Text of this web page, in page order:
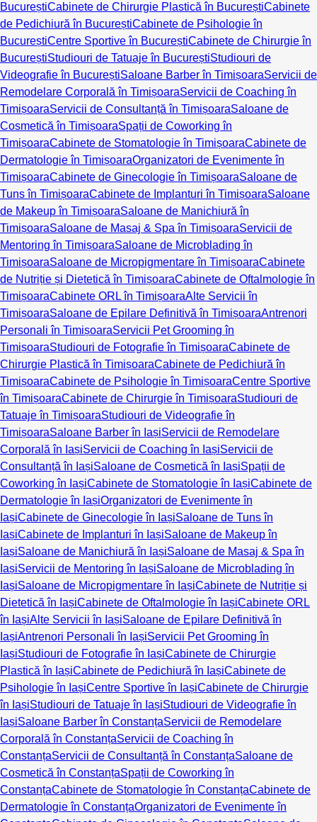
BucureștiCabinete de Chirurgie Plastică în BucureștiCabinete
de Pedichiură în BucureștiCabinete de Psihologie în
BucureștiCentre Sportive în BucureștiCabinete de Chirurgie în
BucureștiStudiouri de Tatuaje în BucureștiStudiouri de
Videografie în BucureștiSaloane Barber în TimișoaraServicii de
Remodelare Corporală în TimișoaraServicii de Coaching în
TimișoaraServicii de Consultanță în TimișoaraSaloane de
Cosmetică în TimișoaraSpații de Coworking în
TimișoaraCabinete de Stomatologie în TimișoaraCabinete de
Dermatologie în TimișoaraOrganizatori de Evenimente în
TimișoaraCabinete de Ginecologie în TimișoaraSaloane de
Tuns în TimișoaraCabinete de Implanturi în TimișoaraSaloane
de Makeup în TimișoaraSaloane de Manichiură în
TimișoaraSaloane de Masaj & Spa în TimișoaraServicii de
Mentoring în TimișoaraSaloane de Microblading în
TimișoaraSaloane de Micropigmentare în TimișoaraCabinete
de Nutriție și Dietetică în TimișoaraCabinete de Oftalmologie în
TimișoaraCabinete ORL în TimișoaraAlte Servicii în
TimișoaraSaloane de Epilare Definitivă în TimișoaraAntrenori
Personali în TimișoaraServicii Pet Grooming în
TimișoaraStudiouri de Fotografie în TimișoaraCabinete de
Chirurgie Plastică în TimișoaraCabinete de Pedichiură în
TimișoaraCabinete de Psihologie în TimișoaraCentre Sportive
în TimișoaraCabinete de Chirurgie în TimișoaraStudiouri de
Tatuaje în TimișoaraStudiouri de Videografie în
TimișoaraSaloane Barber în IașiServicii de Remodelare
Corporală în IașiServicii de Coaching în IașiServicii de
Consultanță în IașiSaloane de Cosmetică în IașiSpații de
Coworking în IașiCabinete de Stomatologie în IașiCabinete de
Dermatologie în IașiOrganizatori de Evenimente în
IașiCabinete de Ginecologie în IașiSaloane de Tuns în
IașiCabinete de Implanturi în IașiSaloane de Makeup în
IașiSaloane de Manichiură în IașiSaloane de Masaj & Spa în
IașiServicii de Mentoring în IașiSaloane de Microblading în
IașiSaloane de Micropigmentare în IașiCabinete de Nutriție și
Dietetică în IașiCabinete de Oftalmologie în IașiCabinete ORL
în IașiAlte Servicii în IașiSaloane de Epilare Definitivă în
IașiAntrenori Personali în IașiServicii Pet Grooming în
IașiStudiouri de Fotografie în IașiCabinete de Chirurgie
Plastică în IașiCabinete de Pedichiură în IașiCabinete de
Psihologie în IașiCentre Sportive în IașiCabinete de Chirurgie
în IașiStudiouri de Tatuaje în IașiStudiouri de Videografie în
IașiSaloane Barber în ConstanțaServicii de Remodelare
Corporală în ConstanțaServicii de Coaching în
ConstanțaServicii de Consultanță în ConstanțaSaloane de
Cosmetică în ConstanțaSpații de Coworking în
ConstanțaCabinete de Stomatologie în ConstanțaCabinete de
Dermatologie în ConstanțaOrganizatori de Evenimente în